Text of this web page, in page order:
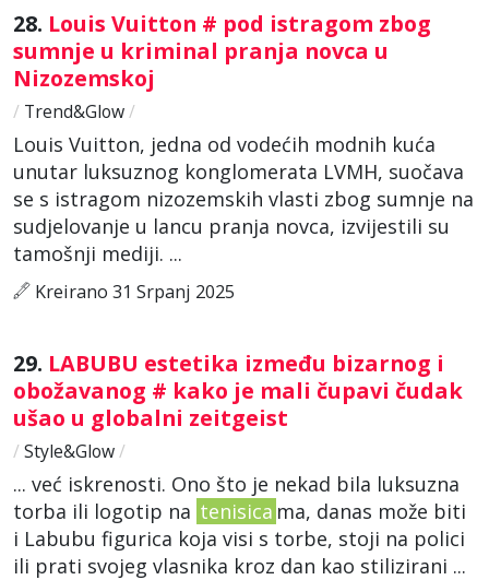
28. Louis Vuitton # pod istragom zbog
sumnje u kriminal pranja novca u
Nizozemskoj
/ Trend&Glow/
Louis Vuitton, jedna od vodećih modnih kuća
unutar luksuznog konglomerata LVMH, suočava
se s istragom nizozemskih vlasti zbog sumnje na
sudjelovanje u lancu pranja novca, izvijestili su
tamošnji mediji. ...
Kreirano 31 Srpanj 2025
29. LABUBU estetika između bizarnog i
obožavanog # kako je mali čupavi čudak
ušao u globalni zeitgeist
/ Style&Glow/
... već iskrenosti. Ono što je nekad bila luksuzna
torba ili logotip na tenisica ma, danas može biti
i Labubu figurica koja visi s torbe, stoji na polici
ili prati svojeg vlasnika kroz dan kao stilizirani ...